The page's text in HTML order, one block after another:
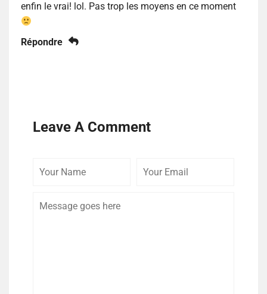
enfin le vrai! lol. Pas trop les moyens en ce moment
Répondre
Leave A Comment